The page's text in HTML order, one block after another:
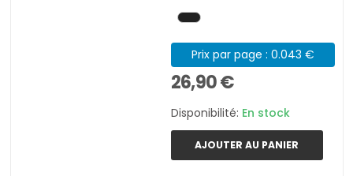
Prix par page : 0.043 €
26,90 €
Disponibilité: En stock
AJOUTER AU PANIER